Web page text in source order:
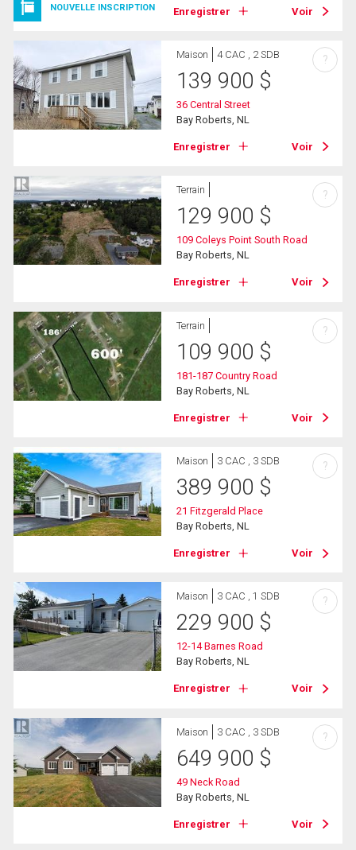
NOUVELLE INSCRIPTION Enregistrer Voir
Maison 4 CAC , 2 SDB
139 900 $
36 Central Street
Bay Roberts, NL
Enregistrer Voir
?
Terrain
129 900 $
109 Coleys Point South Road
Bay Roberts, NL
Enregistrer Voir
?
Terrain
109 900 $
181-187 Country Road
Bay Roberts, NL
Enregistrer Voir
?
Maison 3 CAC , 3 SDB
389 900 $
21 Fitzgerald Place
Bay Roberts, NL
Enregistrer Voir
?
Maison 3 CAC , 1 SDB
229 900 $
12-14 Barnes Road
Bay Roberts, NL
Enregistrer Voir
?
Maison 3 CAC , 3 SDB
649 900 $
49 Neck Road
Bay Roberts, NL
Enregistrer Voir
?